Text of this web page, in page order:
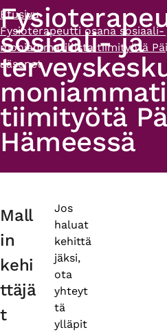
Murupolku
Etusivu
Fysioterapeutti osana
moniammatillista tiimityötä
Jäsenet
sosiaali- ja
tiimityötä
Hämeessä
Primary
tabs
Mall
in
kehi
ttäjä
t
Jos
haluat
kehittä
jäksi,
ota
yhteyt
tä
ylläpit